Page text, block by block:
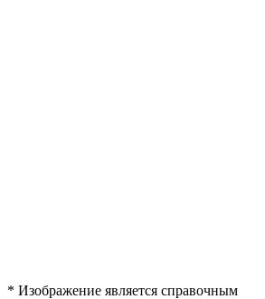
* Изображение является справочным